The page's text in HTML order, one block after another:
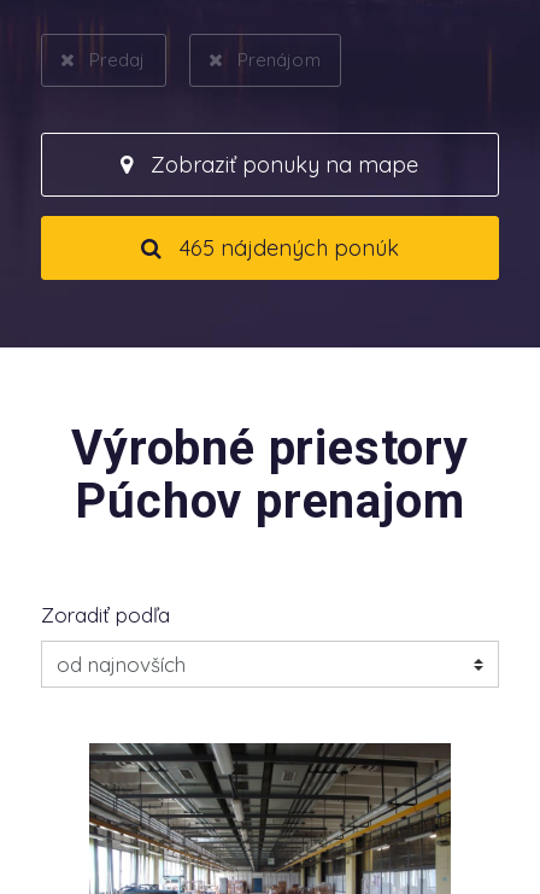
Predaj Prenájom
Zobraziť ponuky na mape
465 nájdených ponúk
Výrobné priestory
Púchov prenajom
Zoradiť podľa